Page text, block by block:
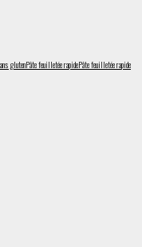
glutenPâte feuilletée rapidePâte feuilletée rapide